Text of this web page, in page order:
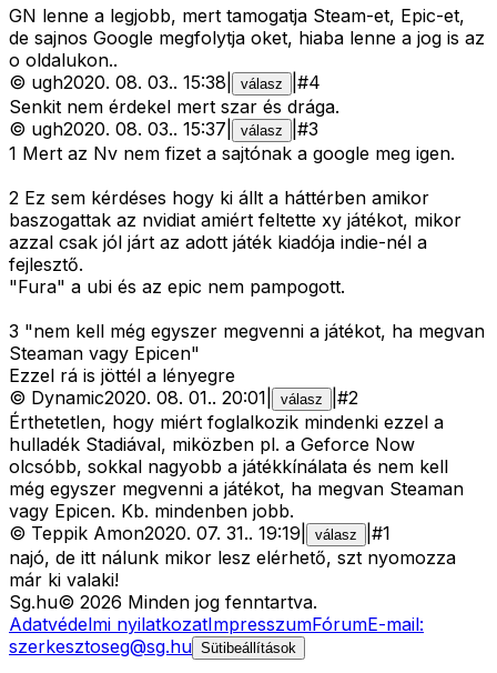
GN lenne a legjobb, mert tamogatja Steam-et, Epic-et,
de sajnos Google megfolytja oket, hiaba lenne a jog is az
o oldalukon..
© ugh2020. 08. 03.. 15:38 válasz #4
Senkit nem érdekel mert szar és drága.
© ugh2020. 08. 03.. 15:37 válasz #3
1 Mert az Nv nem fizet a sajtónak a google meg igen.
2 Ez sem kérdéses hogy ki állt a háttérben amikor
baszogattak az nvidiat amiért feltette xy játékot, mikor
azzal csak jól járt az adott játék kiadója indie-nél a
fejlesztő.
"Fura" a ubi és az epic nem pampogott.
3 "nem kell még egyszer megvenni a játékot, ha megvan
Steaman vagy Epicen"
Ezzel rá is jöttél a lényegre
© Dynamic2020. 08. 01.. 20:01 válasz #2
Érthetetlen, hogy miért foglalkozik mindenki ezzel a
hulladék Stadiával, miközben pl. a Geforce Now
olcsóbb, sokkal nagyobb a játékkínálata és nem kell
még egyszer megvenni a játékot, ha megvan Steaman
vagy Epicen. Kb. mindenben jobb.
© Teppik Amon2020. 07. 31.. 19:19 válasz #1
najó, de itt nálunk mikor lesz elérhető, szt nyomozza
már ki valaki!
Sg.hu© 2026 Minden jog fenntartva.
Adatvédelmi nyilatkozatImpresszumFórumE-mail:
szerkesztoseg@sg.hu Sütibeállítások